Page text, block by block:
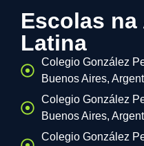
Escolas na
Latina
Colegio González
Buenos Aires,
Colegio González
Buenos Aires,
Colegio González